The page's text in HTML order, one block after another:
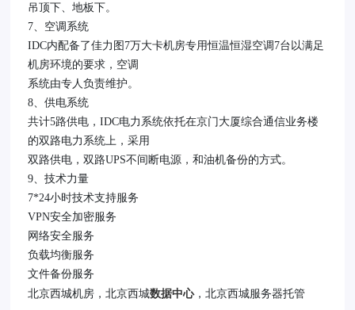
吊顶下、地板下。
7、空调系统
IDC内配备了佳力图7万大卡机房专用恒温恒湿空调7台以满足
机房环境的要求，空调
系统由专人负责维护。
8、供电系统
共计5路供电，IDC电力系统依托在京门大厦综合通信业务楼
的双路电力系统上，采用
双路供电，双路UPS不间断电源，和油机备份的方式。
9、技术力量
7*24小时技术支持服务
VPN安全加密服务
网络安全服务
负载均衡服务
文件备份服务
北京西城机房，北京西城数据中心，北京西城服务器托管